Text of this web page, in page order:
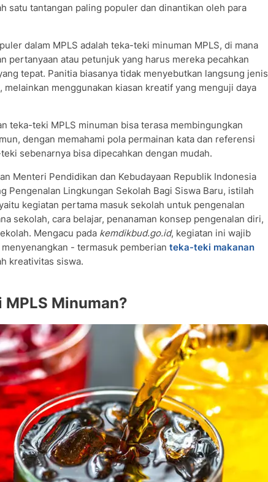
Teki Minuman MPLS
MPLS Minuman
bagi Siswa Baru
Teka-Teki MPLS Minuman
teka-teki MPLS minuman?
minuman hanya memiliki satu jawaban?
satu tantangan paling populer dan dinantikan oleh para
dalam MPLS adalah teka-teki minuman MPLS, di mana
pertanyaan atau petunjuk yang harus mereka pecahkan
tepat. Panitia biasanya tidak menyebutkan langsung jenis
melainkan menggunakan kiasan kreatif yang menguji daya
teka-teki MPLS minuman bisa terasa membingungkan
dengan memahami pola permainan kata dan referensi
sebenarnya bisa dipecahkan dengan mudah.
Menteri Pendidikan dan Kebudayaan Republik Indonesia
Pengenalan Lingkungan Sekolah Bagi Siswa Baru, istilah
kegiatan pertama masuk sekolah untuk pengenalan
sekolah, cara belajar, penanaman konsep pengenalan diri,
Mengacu pada kemdikbud.go.id, kegiatan ini wajib
- termasuk pemberian teka-teki makanan
kreativitas siswa.
Minuman?